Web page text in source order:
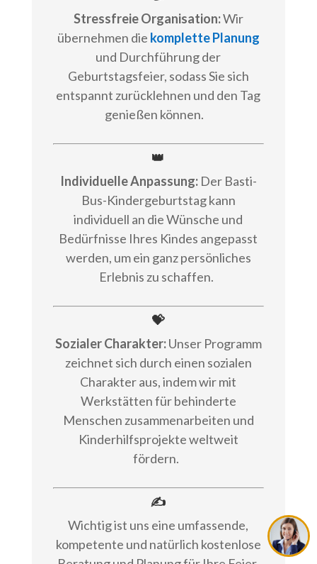
Stressfreie Organisation:Wir
übernehmen die komplette Planung
und Durchführung der
Geburtstagsfeier, sodass Sie sich
entspannt zurücklehnen und den Tag
genießen können.
👑
Individuelle Anpassung:Der Basti-
Bus-Kindergeburtstag kann
individuell an die Wünsche und
Bedürfnisse Ihres Kindes angepasst
werden, um ein ganz persönliches
Erlebnis zu schaffen.
💝
Sozialer Charakter:Unser Programm
zeichnet sich durch einen sozialen
Charakter aus, indem wir mit
Werkstätten für behinderte
Menschen zusammenarbeiten und
Kinderhilfsprojekte weltweit
fördern.
✍
Wichtig ist uns eine umfassende,
kompetente und natürlich kostenlose